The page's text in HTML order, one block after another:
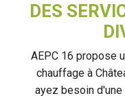
DES
AEPC 16 propose
chauffage à
ayez besoin